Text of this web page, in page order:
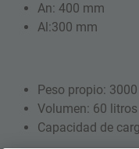
An: 400 mm
Al:300 mm
Peso propio:
Volumen: 60 litros
Capacidad de